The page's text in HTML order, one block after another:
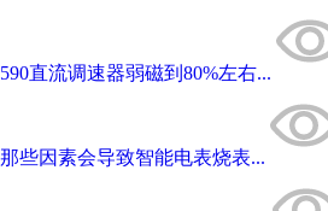
590直流调速器弱磁到80%左右...
那些因素会导致智能电表烧表...